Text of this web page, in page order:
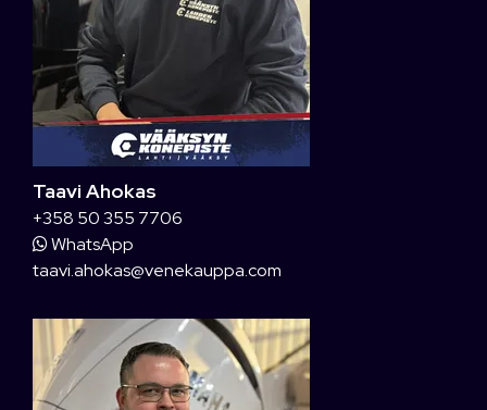
Taavi Ahokas
+358 50 355 7706
WhatsApp
taavi.ahokas@venekauppa.com